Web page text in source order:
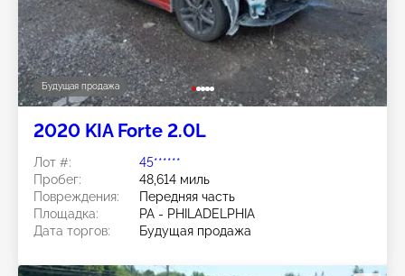
Будущая продажа
2020 KIA Forte 2.0L
Лот #:
45******
Пробег:
48,614 миль
Повреждения:
Передняя часть
Площадка:
PA - PHILADELPHIA
Дата торгов:
Будущая продажа